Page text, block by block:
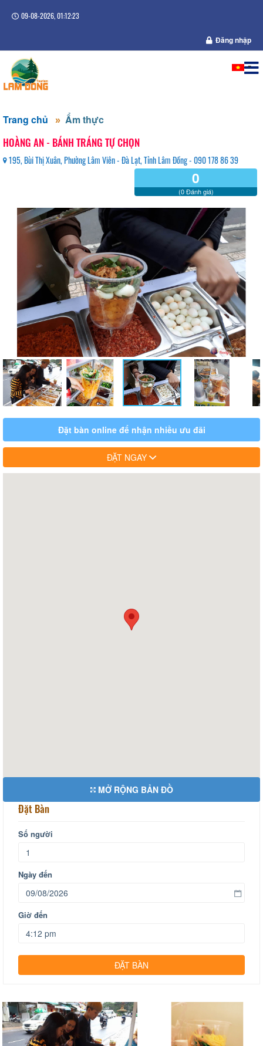
09-08-2026, 01:12:24
Đăng nhập
Trang chủ Ẩm thực
HOÀNG AN - BÁNH TRÁNG TỰ CHỌN
195, Bùi Thị Xuân, Phường Lâm Viên - Đà Lạt, Tỉnh Lâm Đồng - 090 178 86 39
0
(0 Đánh giá)
Đặt bàn online để nhận nhiều ưu đãi
ĐẶT NGAY
MỞ RỘNG BẢN ĐỒ
Đặt Bàn
Số người
Ngày đến
Giờ đến